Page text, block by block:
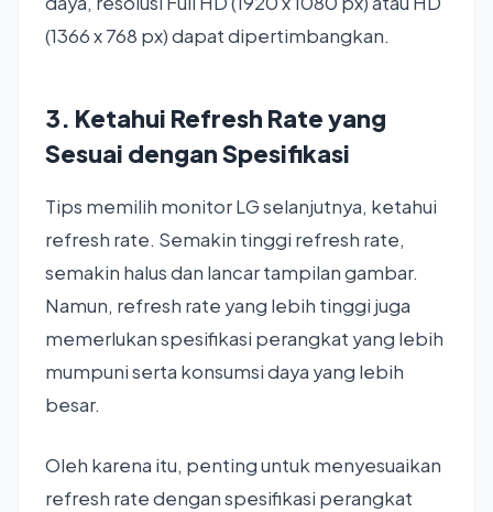
(1366 x 768 px) dapat dipertimbangkan.
3. Ketahui Refresh Rate yang
Sesuai dengan Spesifikasi
Tips memilih monitor LG selanjutnya, ketahui
refresh rate. Semakin tinggi refresh rate,
semakin halus dan lancar tampilan gambar.
Namun, refresh rate yang lebih tinggi juga
memerlukan spesifikasi perangkat yang lebih
mumpuni serta konsumsi daya yang lebih
besar.
Oleh karena itu, penting untuk menyesuaikan
refresh rate dengan spesifikasi perangkat